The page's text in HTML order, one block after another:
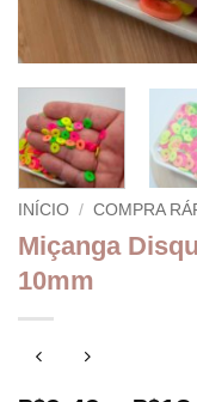
INÍCIO / COMPRA
Miçanga
10mm